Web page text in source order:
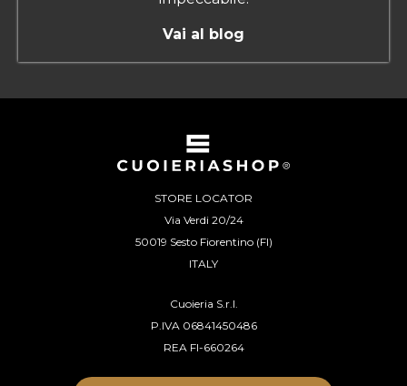
Vai al blog
STORE LOCATOR
Via Verdi 20/24
50019 Sesto Fiorentino (FI)
ITALY
Cuoieria S.r.l.
P.IVA 06841450486
REA FI-660264